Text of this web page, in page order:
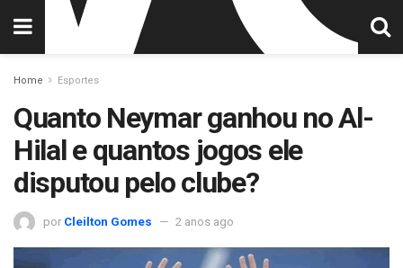
Home Esportes
Quanto Neymar ganhou no Al-
Hilal e quantos jogos ele
disputou pelo clube?
por Cleilton Gomes 2 anos ago